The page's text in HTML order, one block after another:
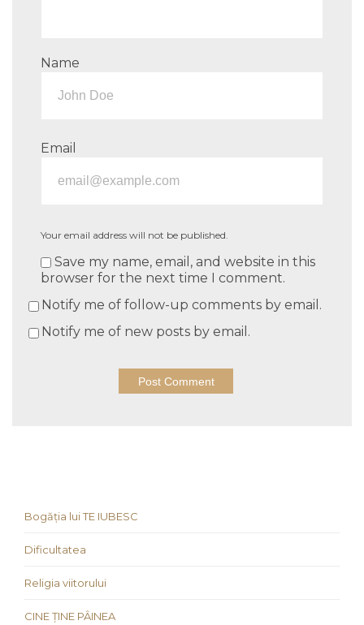
Name
Email
Your email address will not be published.
Save my name, email, and website in this
browser for the next time I comment.
Notify me of follow-up comments by email.
Notify me of new posts by email.
Bogăția lui TE IUBESC
Dificultatea
Religia viitorului
CINE ȚINE PÂINEA